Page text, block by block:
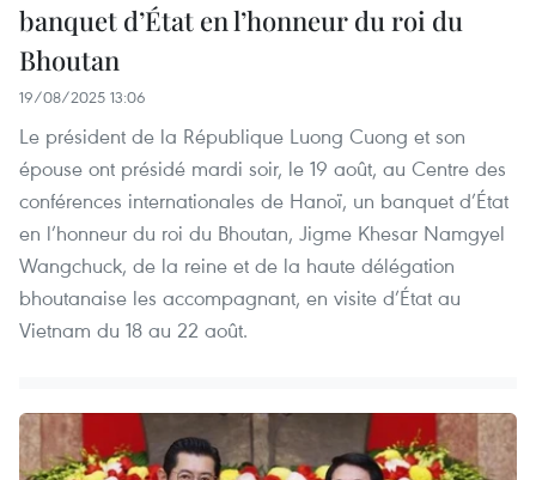
banquet d’État en l’honneur du roi du
Bhoutan
19/08/2025 13:06
Le président de la République Luong Cuong et son
épouse ont présidé mardi soir, le 19 août, au Centre des
conférences internationales de Hanoï, un banquet d’État
en l’honneur du roi du Bhoutan, Jigme Khesar Namgyel
Wangchuck, de la reine et de la haute délégation
bhoutanaise les accompagnant, en visite d’État au
Vietnam du 18 au 22 août.